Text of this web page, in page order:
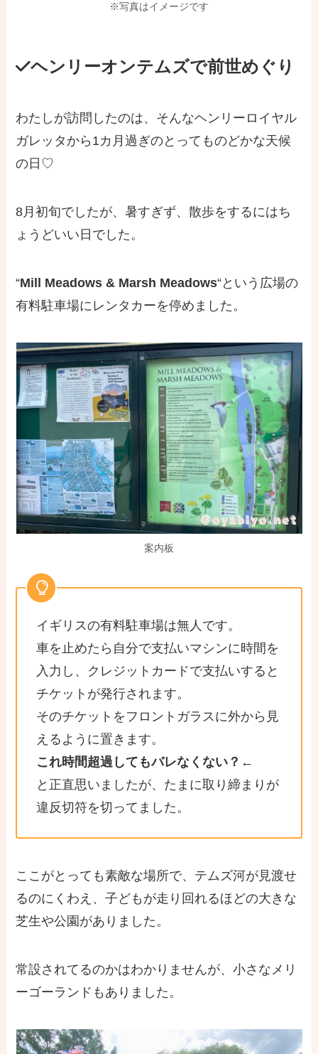
※写真はイメージです
ヘンリーオンテムズで前世めぐり
わたしが訪問したのは、そんなヘンリーロイヤル
ガレッタから1カ月過ぎのとってものどかな天候
の日♡
8月初旬でしたが、暑すぎず、散歩をするにはち
ょうどいい日でした。
“Mill Meadows & Marsh Meadows“という広場の
有料駐車場にレンタカーを停めました。
案内板
イギリスの有料駐車場は無人です。
車を止めたら自分で支払いマシンに時間を
入力し、クレジットカードで支払いすると
チケットが発行されます。
そのチケットをフロントガラスに外から見
えるように置きます。
これ時間超過してもバレなくない？ ←
と正直思いましたが、たまに取り締まりが
違反切符を切ってました。
ここがとっても素敵な場所で、テムズ河が見渡せ
るのにくわえ、子どもが走り回れるほどの大きな
芝生や公園がありました。
常設されてるのかはわかりませんが、小さなメリ
ーゴーランドもありました。